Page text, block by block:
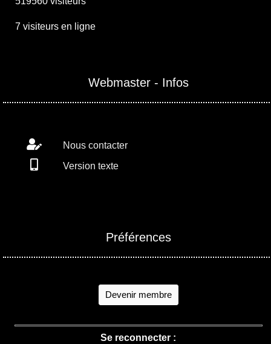
7 visiteurs en ligne
Webmaster - Infos
Nous contacter
Version texte
Préférences
Devenir membre
Se reconnecter :